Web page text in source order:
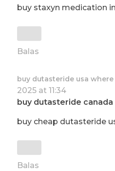
buy staxyn medication
Balas
buy dutasteride usa
2025 at 11:34
buy dutasteride
buy cheap dutasteride
Balas